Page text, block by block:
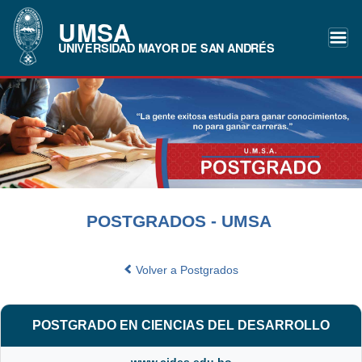
UMSA
UNIVERSIDAD MAYOR DE SAN ANDRÉS
POSTGRADOS - UMSA
Volver a Postgrados
POSTGRADO EN CIENCIAS DEL DESARROLLO